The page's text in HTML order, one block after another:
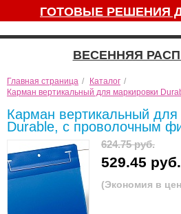
ГОТОВЫЕ РЕШЕНИЯ
ВЕСЕННЯЯ
Главная страница / Каталог /
Карман вертикальный для маркировки
Карман вертикальный для
Durable, с проволочным
624.75 руб.
529.45 руб.
(Экономия в